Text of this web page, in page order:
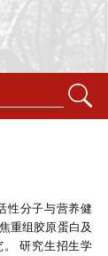
性分子与营养健
重组胶原蛋白及
。 研究生招生学